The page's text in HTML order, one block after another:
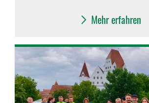
Mehr erfahren